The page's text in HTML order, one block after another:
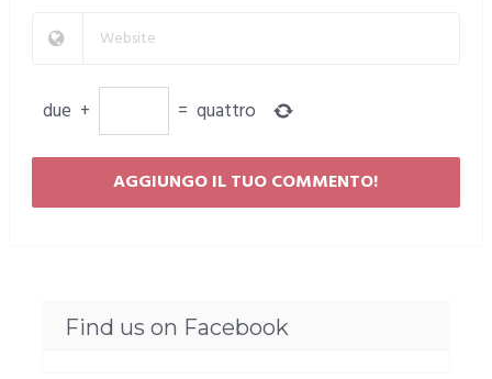
due + = quattro
Find us on Facebook